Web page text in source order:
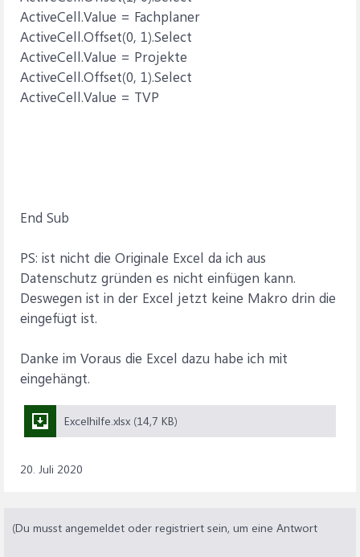
ActiveCell.Value = Fachplaner
ActiveCell.Offset(0, 1).Select
ActiveCell.Value = Projekte
ActiveCell.Offset(0, 1).Select
ActiveCell.Value = TVP
End Sub
PS: ist nicht die Originale Excel da ich aus
Datenschutz gründen es nicht einfügen kann.
Deswegen ist in der Excel jetzt keine Makro drin die
eingefügt ist.
Danke im Voraus die Excel dazu habe ich mit
eingehängt.
Excelhilfe.xlsx (14,7 KB)
20. Juli 2020
(Du musst angemeldet oder registriert sein, um eine Antwort